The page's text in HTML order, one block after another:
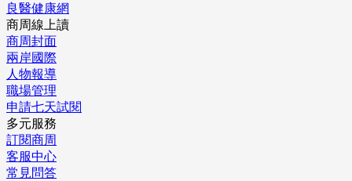
良醫健康網
商周線上讀
商周封面
兩岸國際
人物報導
職場管理
申請七天試閱
多元服務
訂閱商周
客服中心
常見問答